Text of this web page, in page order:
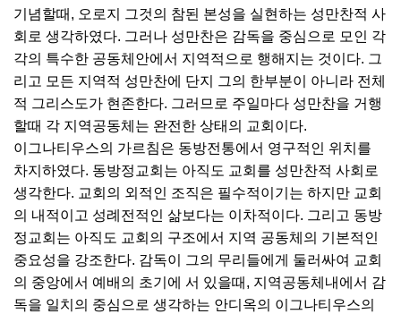
기념할때, 오로지 그것의 참된 본성을 실현하는 성만찬적 사
회로 생각하였다. 그러나 성만찬은 감독을 중심으로 모인 각
각의 특수한 공동체안에서 지역적으로 행해지는 것이다. 그
리고 모든 지역적 성만찬에 단지 그의 한부분이 아니라 전체
적 그리스도가 현존한다. 그러므로 주일마다 성만찬을 거행
할때 각 지역공동체는 완전한 상태의 교회이다.
이그나티우스의 가르침은 동방전통에서 영구적인 위치를
차지하였다. 동방정교회는 아직도 교회를 성만찬적 사회로
생각한다. 교회의 외적인 조직은 필수적이기는 하지만 교회
의 내적이고 성례전적인 삶보다는 이차적이다. 그리고 동방
정교회는 아직도 교회의 구조에서 지역 공동체의 기본적인
중요성을 강조한다. 감독이 그의 무리들에게 둘러싸여 교회
의 중앙에서 예배의 초기에 서 있을때, 지역공동체내에서 감
독을 일치의 중심으로 생각하는 안디옥의 이그나티우스의